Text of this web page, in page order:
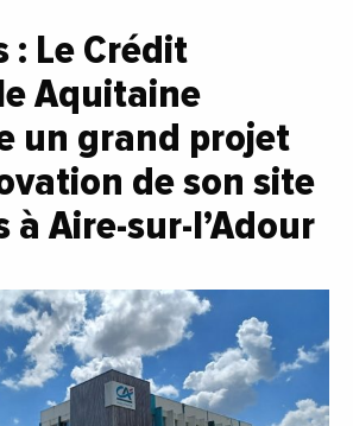
: Le Crédit
Aquitaine
un grand projet
de son site
à Aire-sur-l’Adour